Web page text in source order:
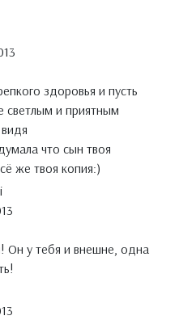
здоровья и пусть
светлым и приятным
что сын твоя
же твоя копия:)
у тебя и внешне, одна